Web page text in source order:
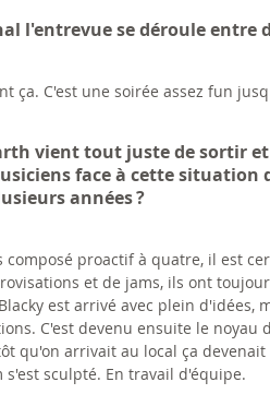
l'entrevue se déroule entre
ça. C'est une soirée assez fun
vient tout juste de sortir
face à cette
années ?
composé proactif à quatre, il est
et de jams, ils ont
est arrivé avec plein d'idées,
C'est devenu ensuite le
qu'on arrivait au local ça
s'est sculpté. En travail d'équipe.